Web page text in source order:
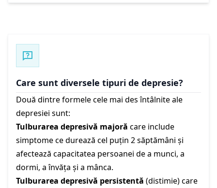
Care sunt diversele tipuri de depresie?
Două dintre formele cele mai des întâlnite ale
depresiei sunt:
Tulburarea depresivă majoră care include
simptome ce durează cel puțin 2 săptămâni și
afectează capacitatea persoanei de a munci, a
dormi, a învăța și a mânca.
Tulburarea depresivă persistentă (distimie) care